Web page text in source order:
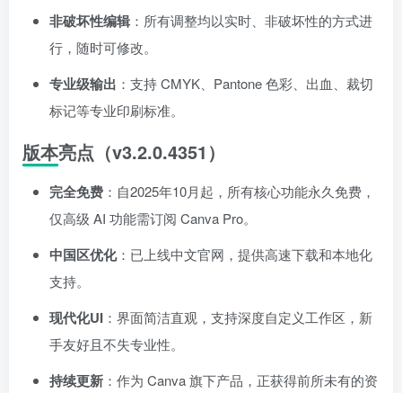
非破坏性编辑：所有调整均以实时、非破坏性的方式进
行，随时可修改。
专业级输出 ：支持 CMYK、Pantone 色彩、出血、裁切
标记等专业印刷标准。
版本亮点（v3.2.0.4351）
完全免费 ：自2025年10月起，所有核心功能永久免费，
仅高级 AI 功能需订阅 Canva Pro。
中国区优化：已上线中文官网，提供高速下载和本地化
支持。
现代化UI ：界面简洁直观，支持深度自定义工作区，新
手友好且不失专业性。
持续更新 ：作为 Canva 旗下产品，正获得前所未有的资